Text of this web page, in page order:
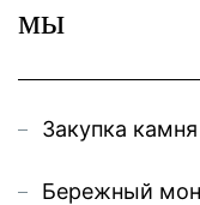
мы
Закупка
Бережный